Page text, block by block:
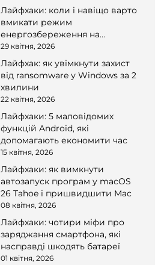
Лайфхаки: коли і навіщо варто
вмикати режим
енергозбереження на
смартфоні
29 квітня, 2026
Лайфхак: як увімкнути захист
від ransomware у Windows за 2
хвилини
22 квітня, 2026
Лайфхаки: 5 маловідомих
функцій Android, які
допомагають економити час
15 квітня, 2026
Лайфхаки: як вимкнути
автозапуск програм у macOS
26 Tahoe і пришвидшити Mac
08 квітня, 2026
Лайфхаки: чотири міфи про
заряджання смартфона, які
насправді шкодять батареї
01 квітня, 2026